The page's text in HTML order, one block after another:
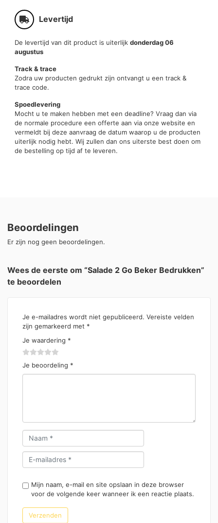
Levertijd
De levertijd van dit product is uiterlijk donderdag 06
augustus
Track & trace
Zodra uw producten gedrukt zijn ontvangt u een track &
trace code.
Spoedlevering
Mocht u te maken hebben met een deadline? Vraag dan via
de normale procedure een offerte aan via onze website en
vermeldt bij deze aanvraag de datum waarop u de producten
uiterlijk nodig hebt. Wij zullen dan ons uiterste best doen om
de bestelling op tijd af te leveren.
Beoordelingen
Er zijn nog geen beoordelingen.
Wees de eerste om “Salade 2 Go Beker Bedrukken”
te beoordelen
Je e-mailadres wordt niet gepubliceerd. Vereiste velden
zijn gemarkeerd met *
Je waardering *
Je beoordeling *
Mijn naam, e-mail en site opslaan in deze browser
voor de volgende keer wanneer ik een reactie plaats.